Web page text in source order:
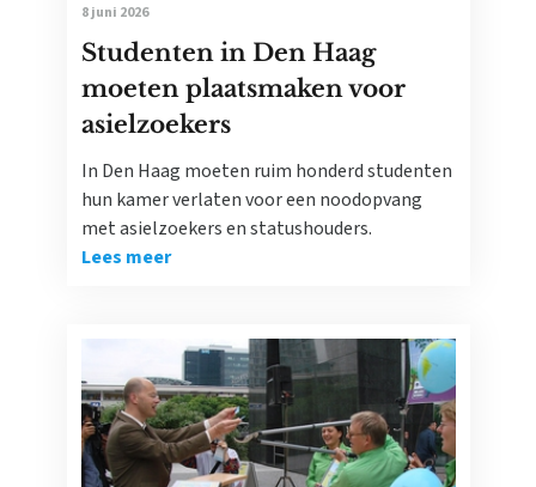
8 juni 2026
Studenten in Den Haag
moeten plaatsmaken voor
asielzoekers
In Den Haag moeten ruim honderd studenten
hun kamer verlaten voor een noodopvang
met asielzoekers en statushouders.
Lees meer